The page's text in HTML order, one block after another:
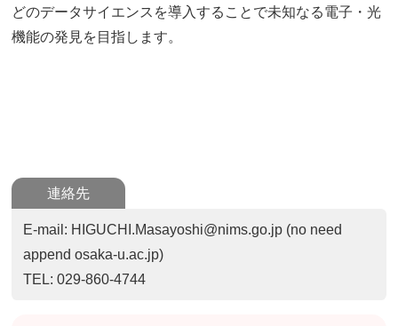
どのデータサイエンスを導入することで未知なる電子・光
機能の発見を目指します。
連絡先
E-mail: HIGUCHI.Masayoshi@nims.go.jp (no need
append osaka-u.ac.jp)
TEL: 029-860-4744